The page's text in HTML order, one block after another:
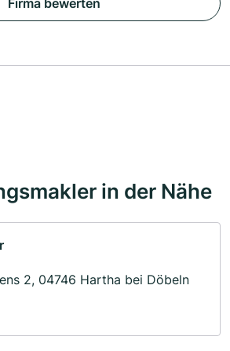
Firma bewerten
in der Nähe
2, 04746 Hartha bei Döbeln